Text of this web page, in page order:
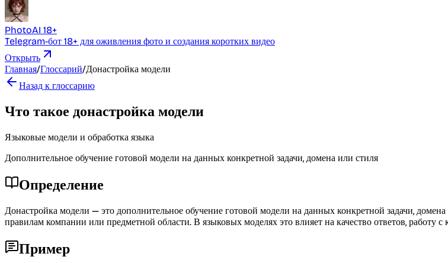
PhotoAI 18+
Telegram-бот 18+ для оживления фото и создания коротких видео
Открыть
Главная/Глоссарий/Донастройка модели
Назад к глоссарию
Что такое донастройка модели
Языковые модели и обработка языка
Дополнительное обучение готовой модели на данных конкретной задачи, домена или стиля
Определение
Донастройка модели — это дополнительное обучение готовой модели на данных конкретной задачи,
правилам компании или предметной области. В языковых моделях это влияет на качество ответов, работу
Пример